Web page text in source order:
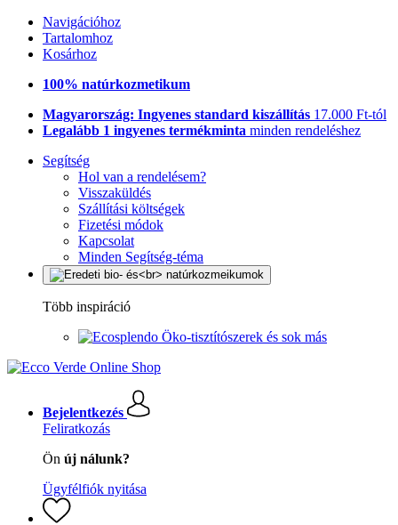
Navigációhoz
Tartalomhoz
Kosárhoz
100% natúrkozmetikum
Magyarország: Ingyenes standard kiszállítás 17.000 Ft-tól
Legalább 1 ingyenes termékminta minden rendeléshez
Segítség
Hol van a rendelésem?
Visszaküldés
Szállítási költségek
Fizetési módok
Kapcsolat
Minden Segítség-téma
Több inspiráció
Öko-tisztítószerek és sok más
Bejelentkezés
Feliratkozás
Ön új nálunk?
Ügyfélfiók nyitása